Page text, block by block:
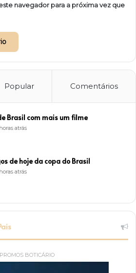
navegador para a próxima vez que
Popular Comentários
Brasil com mais um filme
atrás
de hoje da copa do Brasil
atrás
PROMOS BOTICÁRIO